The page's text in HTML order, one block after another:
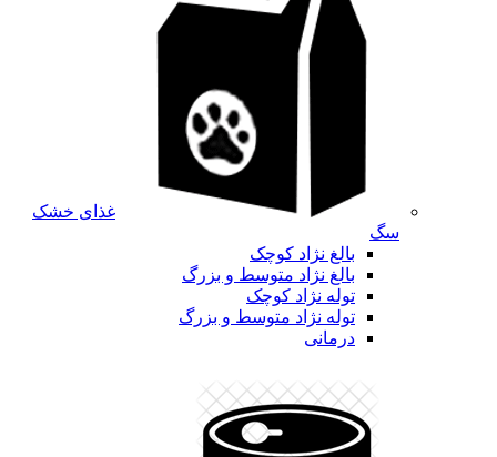
غذای خشک
سگ
بالغ نژاد کوچک
بالغ نژاد متوسط و بزرگ
توله نژاد کوچک
توله نژاد متوسط و بزرگ
درمانی